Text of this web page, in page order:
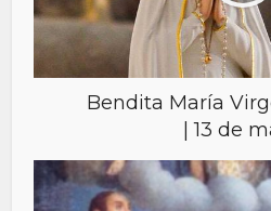
Bendita María
| 13 de